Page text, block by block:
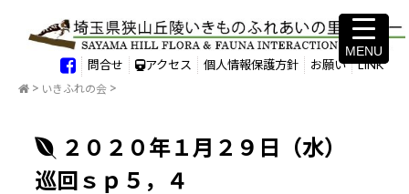
問合せ アクセス 個人情報保護方針 お願い LINK
いきふれの会
２０２０年１月２９日（水）
巡回ｓｐ５，４
MENU
MENU